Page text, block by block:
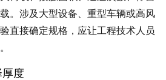
。涉及大型设备、重型车辆或高风
直接确定规格，应让工程技术人员
度